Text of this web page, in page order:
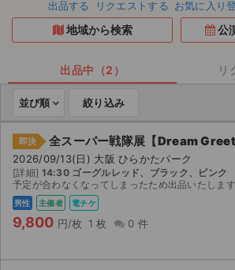
もうすぐ開催のチケット
チケットのリクエスト一覧
取扱チケット
ライブ・コンサート（国内）
ライブ・コンサート（海外）
イベント
出品する リクエストする お気に入り
地域から検索 公
出品中（2） リ
並び順 絞り込み
即決 全スーパー戦隊展【Dream
2026/09/13(日) 大阪 ひらかたパーク
[詳細] 14:30 ゴーグルレッド、ブラック、ピンク
予定が合わなくなってしまったため出品いたします。 【お渡し方法】 電子チケット 取引連絡にてQRコードとURLをお送りします。 【注意
男性 主催者 電チケ
9,800 円/枚 1 枚 0 件